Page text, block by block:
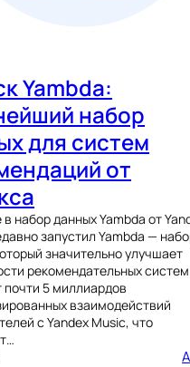
Yambda:
набор
для систем
от
набор данных Yambda от
запустил Yambda —
значительно улучшает
рекомендательных
5 миллиардов
взаимодействий
с Yandex Music, что